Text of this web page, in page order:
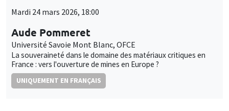
Mardi 24 mars 2026, 18:00
Aude Pommeret
Université Savoie Mont Blanc, OFCE
La souveraineté dans le domaine des matériaux critiques en
France : vers l'ouverture de mines en Europe ?
UNIQUEMENT EN FRANÇAIS